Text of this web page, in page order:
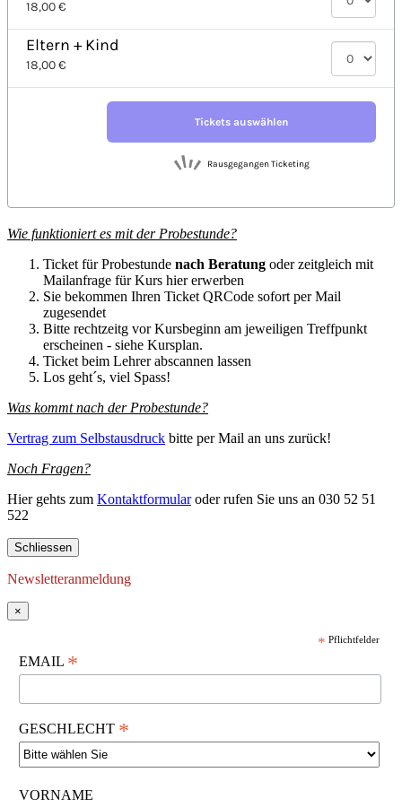
Wie funktioniert es mit der Probestunde?
Ticket für Probestunde nach Beratung oder zeitgleich mit
Mailanfrage für Kurs hier erwerben
Sie bekommen Ihren Ticket QRCode sofort per Mail
zugesendet
Bitte rechtzeitg vor Kursbeginn am jeweiligen Treffpunkt
erscheinen - siehe Kursplan.
Ticket beim Lehrer abscannen lassen
Los geht´s, viel Spass!
Was kommt nach der Probestunde?
Vertrag zum Selbstausdruck bitte per Mail an uns zurück!
Noch Fragen?
Hier gehts zum Kontaktformularoder rufen Sie uns an 030 52 51
522
Schliessen
Newsletteranmeldung
×
* Pflichtfelder
EMAIL *
GESCHLECHT *
VORNAME